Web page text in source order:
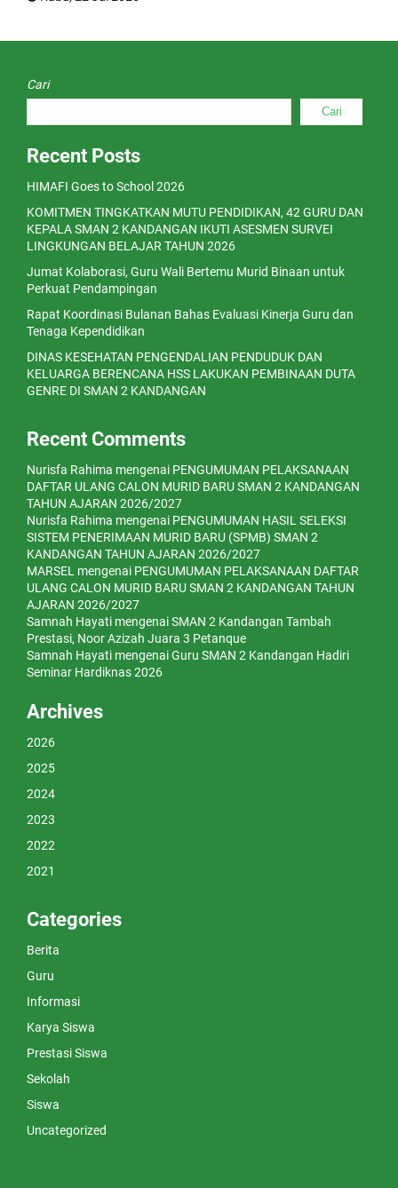
Cari
Cari
Recent Posts
HIMAFI Goes to School 2026
KOMITMEN TINGKATKAN MUTU PENDIDIKAN, 42 GURU DAN
KEPALA SMAN 2 KANDANGAN IKUTI ASESMEN SURVEI
LINGKUNGAN BELAJAR TAHUN 2026
Jumat Kolaborasi, Guru Wali Bertemu Murid Binaan untuk
Perkuat Pendampingan
Rapat Koordinasi Bulanan Bahas Evaluasi Kinerja Guru dan
Tenaga Kependidikan
DINAS KESEHATAN PENGENDALIAN PENDUDUK DAN
KELUARGA BERENCANA HSS LAKUKAN PEMBINAAN DUTA
GENRE DI SMAN 2 KANDANGAN
Recent Comments
Nurisfa Rahima mengenai PENGUMUMAN PELAKSANAAN
DAFTAR ULANG CALON MURID BARU SMAN 2 KANDANGAN
TAHUN AJARAN 2026/2027
Nurisfa Rahima mengenai PENGUMUMAN HASIL SELEKSI
SISTEM PENERIMAAN MURID BARU (SPMB) SMAN 2
KANDANGAN TAHUN AJARAN 2026/2027
MARSEL mengenai PENGUMUMAN PELAKSANAAN DAFTAR
ULANG CALON MURID BARU SMAN 2 KANDANGAN TAHUN
AJARAN 2026/2027
Samnah Hayati mengenaiSMAN 2 Kandangan Tambah
Prestasi, Noor Azizah Juara 3 Petanque
Samnah Hayati mengenaiGuru SMAN 2 Kandangan Hadiri
Seminar Hardiknas 2026
Archives
2026
2025
2024
2023
2022
2021
Categories
Berita
Guru
Informasi
Karya Siswa
Prestasi Siswa
Sekolah
Siswa
Uncategorized